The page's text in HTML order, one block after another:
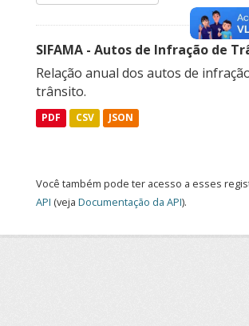
SIFAMA - Autos de Infração de
Relação anual dos autos de
trânsito.
PDF CSV JSON
Você também pode ter acesso a esses
API (veja Documentação da API).